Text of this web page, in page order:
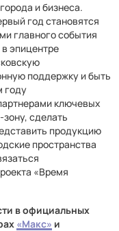
и бизнеса.
год становятся
главного события
эпицентре
поддержку и быть
году
ключевых
сделать
продукцию
пространства
«Время
в официальных
«Mакс» и